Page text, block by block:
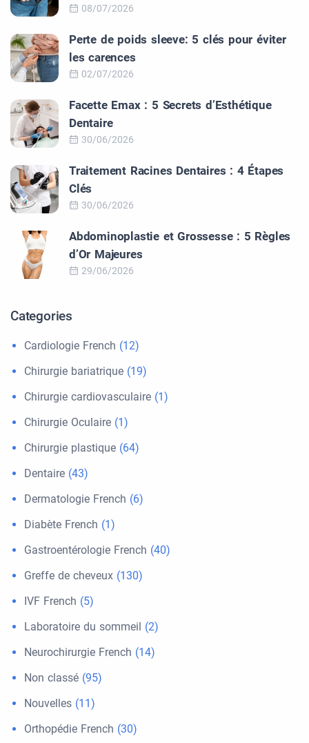
08/07/2026
Perte de poids sleeve: 5 clés pour éviter
les carences
02/07/2026
Facette Emax : 5 Secrets d’Esthétique
Dentaire
30/06/2026
Traitement Racines Dentaires : 4 Étapes
Clés
30/06/2026
Abdominoplastie et Grossesse : 5 Règles
d’Or Majeures
29/06/2026
Categories
Cardiologie French (12)
Chirurgie bariatrique (19)
Chirurgie cardiovasculaire (1)
Chirurgie Oculaire (1)
Chirurgie plastique (64)
Dentaire (43)
Dermatologie French (6)
Diabète French (1)
Gastroentérologie French (40)
Greffe de cheveux (130)
IVF French (5)
Laboratoire du sommeil (2)
Neurochirurgie French (14)
Non classé (95)
Nouvelles (11)
Orthopédie French (30)